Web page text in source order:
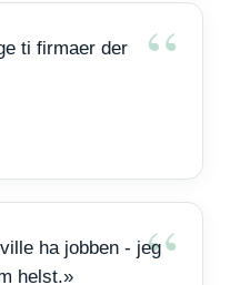
ti firmaer der
ha jobben - jeg
helst.»